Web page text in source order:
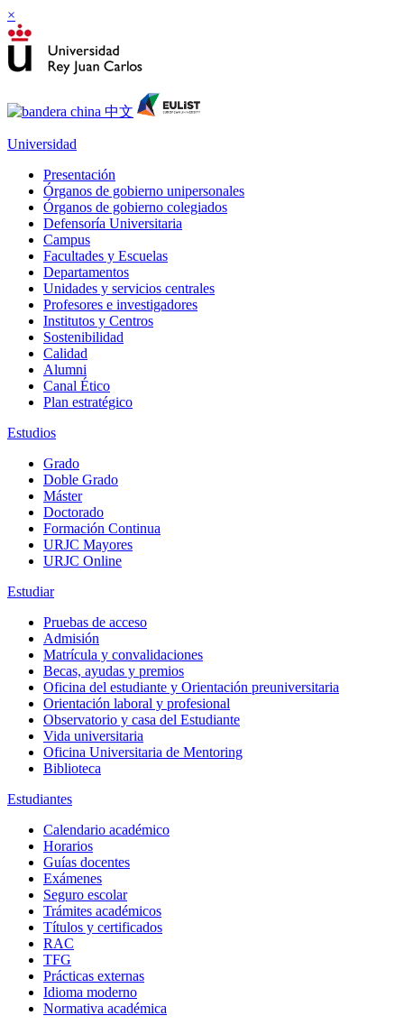
×
Universidad
Presentación
Órganos de gobierno unipersonales
Órganos de gobierno colegiados
Defensoría Universitaria
Campus
Facultades y Escuelas
Departamentos
Unidades y servicios centrales
Profesores e investigadores
Institutos y Centros
Sostenibilidad
Calidad
Alumni
Canal Ético
Plan estratégico
Estudios
Grado
Doble Grado
Máster
Doctorado
Formación Continua
URJC Mayores
URJC Online
Estudiar
Pruebas de acceso
Admisión
Matrícula y convalidaciones
Becas, ayudas y premios
Oficina del estudiante y Orientación preuniversitaria
Orientación laboral y profesional
Observatorio y casa del Estudiante
Vida universitaria
Oficina Universitaria de Mentoring
Biblioteca
Estudiantes
Calendario académico
Horarios
Guías docentes
Exámenes
Seguro escolar
Trámites académicos
Títulos y certificados
RAC
TFG
Prácticas externas
Idioma moderno
Normativa académica